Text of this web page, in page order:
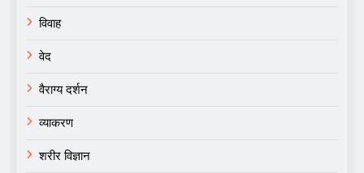
विवाह
वेद
वैराग्य दर्शन
व्याकरण
शरीर विज्ञान